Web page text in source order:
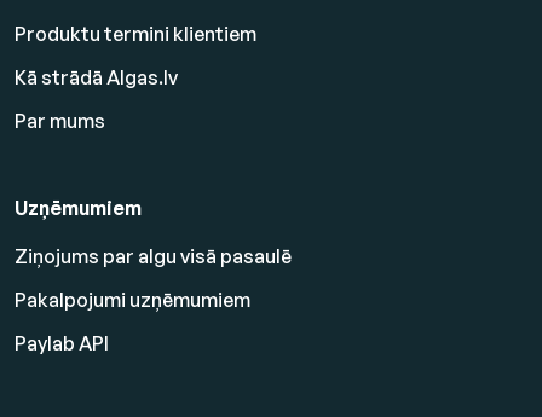
Produktu termini klientiem
Kā strādā Algas.lv
Par mums
Uzņēmumiem
Ziņojums par algu visā pasaulē
Pakalpojumi uzņēmumiem
Paylab API